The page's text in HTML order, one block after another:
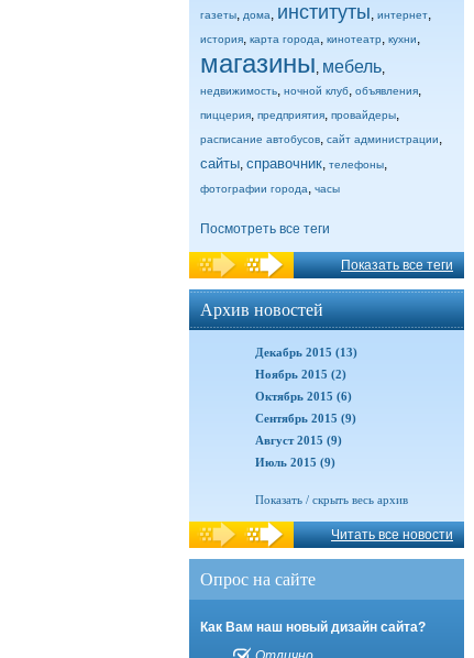
газеты, дома, институты, интернет,
история, карта города, кинотеатр, кухни,
магазины, мебель,
недвижимость, ночной клуб, объявления,
пиццерия, предприятия, провайдеры,
расписание автобусов, сайт администрации,
сайты, справочник, телефоны,
фотографии города, часы
Посмотреть все теги
Показать все теги
Архив новостей
Декабрь 2015 (13)
Ноябрь 2015 (2)
Октябрь 2015 (6)
Сентябрь 2015 (9)
Август 2015 (9)
Июль 2015 (9)
Показать / скрыть весь архив
Читать все новости
Опрос на сайте
Как Вам наш новый дизайн сайта?